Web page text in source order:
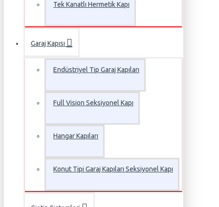
Tek Kanatlı Hermetik Kapı
Garaj Kapısı
Endüstriyel Tip Garaj Kapıları
Full Vision Seksiyonel Kapı
Hangar Kapıları
Konut Tipi Garaj Kapıları Seksiyonel Kapı